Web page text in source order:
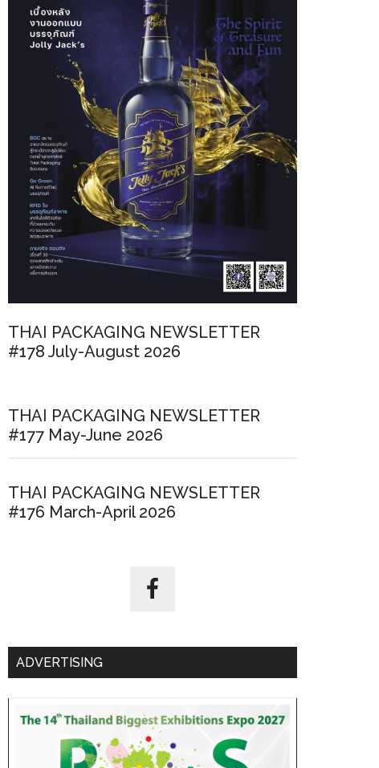
THAI PACKAGING NEWSLETTER
#178 July-August 2026
THAI PACKAGING NEWSLETTER
#177 May-June 2026
THAI PACKAGING NEWSLETTER
#176 March-April 2026
ADVERTISING